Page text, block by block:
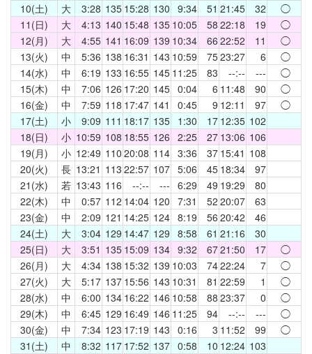
10(土)
大 3:28 135 15:28 130 9:34 51 21:45 32 ◯
11(日)
大 4:13 140 15:48 135 10:05 58 22:18 19 ◯
12(月)
大 4:55 141 16:09 139 10:34 66 22:52 11 ◯
13(火)
中 5:36 138 16:31 143 10:59 7523:27 6 ◯
14(水)
中 6:19 133 16:55 145 11:25 83 --:-- --- ◯
15(木)
中 7:06 126 17:20 145 0:04 6 11:48 90 ◯
16(金)
中 7:59 118 17:47 141 0:45 9 12:11 97 ◯
17(土)
小 9:09 111 18:17 135 1:30 17 12:35 102
18(日)
小 10:59 108 18:55 126 2:25 27 13:06 106
19(月)
小 12:49 110 20:08 114 3:36 37 15:41 108
20(火)
長 13:21 113 22:57 107 5:06 45 18:34 97
21(水)
若 13:43 116 --:-- --- 6:29 49 19:29 80
22(木)
中 0:57 112 14:04 120 7:31 52 20:07 63
23(金)
中 2:09 121 14:25 124 8:19 56 20:42 46
24(土)
大 3:04 129 14:47 129 8:58 61 21:16 30
25(日)
大 3:51 135 15:09 134 9:32 6721:50 17 ◯
26(月)
大 4:34 138 15:32 139 10:03 7422:24 7 ◯
27(火)
大 5:17 137 15:56 143 10:31 81 22:59 1 ◯
28(水)
中 6:00 134 16:22 146 10:58 88 23:37 0 ◯
29(木)
中 6:45 129 16:49 146 11:25 94 --:-- --- ◯
30(金)
中 7:34 123 17:19 143 0:16 3 11:52 99 ◯
31(土)
中 8:32 117 17:52 137 0:58 10 12:24 103